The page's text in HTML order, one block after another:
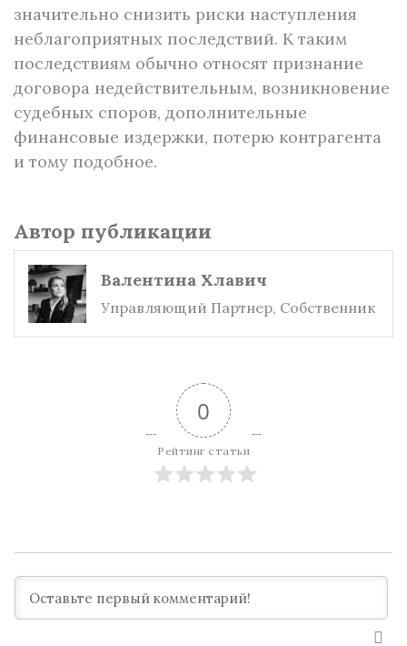
значительно снизить риски наступления
неблагоприятных последствий. К таким
последствиям обычно относят признание
договора недействительным, возникновение
судебных споров, дополнительные
финансовые издержки, потерю контрагента
и тому подобное.
Автор публикации
Валентина Хлавич
Управляющий Партнер, Собственник
0
Рейтинг статьи